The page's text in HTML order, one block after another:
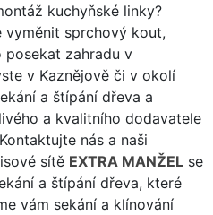
kuchyňské linky?
vyměnit sprchový kout,
zahradu v
v Kaznějově či v okolí
a štípání dřeva a
a kvalitního dodavatele
nás a naši
sítě EXTRA MANŽEL se
a štípání dřeva, které
vám sekání a klínování